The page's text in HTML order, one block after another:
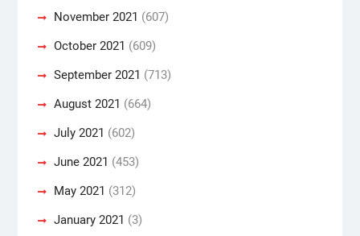
November 2021 (607)
October 2021 (609)
September 2021 (713)
August 2021 (664)
July 2021 (602)
June 2021 (453)
May 2021 (312)
January 2021 (3)